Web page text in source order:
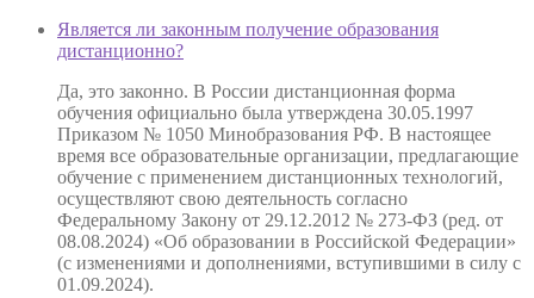
Является ли законным получение образования
дистанционно?
Да, это законно. В России дистанционная форма
обучения официально была утверждена 30.05.1997
Приказом № 1050 Минобразования РФ. В настоящее
время все образовательные организации, предлагающие
обучение с применением дистанционных технологий,
осуществляют свою деятельность согласно
Федеральному Закону от 29.12.2012 № 273-ФЗ (ред. от
08.08.2024) «Об образовании в Российской Федерации»
(с изменениями и дополнениями, вступившими в силу с
01.09.2024).